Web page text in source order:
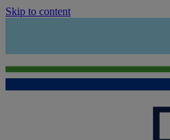
Skip to content